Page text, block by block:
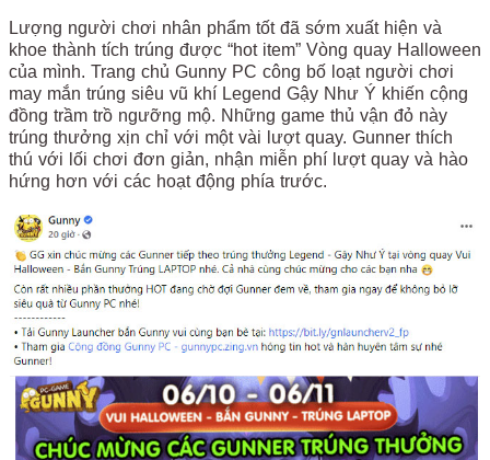
Lượng người chơi nhân phẩm tốt đã sớm xuất hiện và
khoe thành tích trúng được “hot item” Vòng quay Halloween
của mình. Trang chủ Gunny PC công bố loạt người chơi
may mắn trúng siêu vũ khí Legend Gậy Như Ý khiến cộng
đồng trầm trồ ngưỡng mộ. Những game thủ vận đỏ này
trúng thưởng xịn chỉ với một vài lượt quay. Gunner thích
thú với lối chơi đơn giản, nhận miễn phí lượt quay và hào
hứng hơn với các hoạt động phía trước.